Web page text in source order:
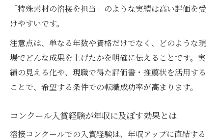
「特殊素材の溶接を担当」のような実績は高い評価を受
けやすいです。
注意点は、単なる年数や資格だけでなく、どのような現
場でどんな成果を上げたかを明確に伝えることです。実
績の見える化や、現職で得た評価書・推薦状を活用する
ことで、希望する条件での転職成功率が高まります。
コンクール入賞経験が年収に及ぼす効果とは
溶接コンクールでの入賞経験は、年収アップに直結する